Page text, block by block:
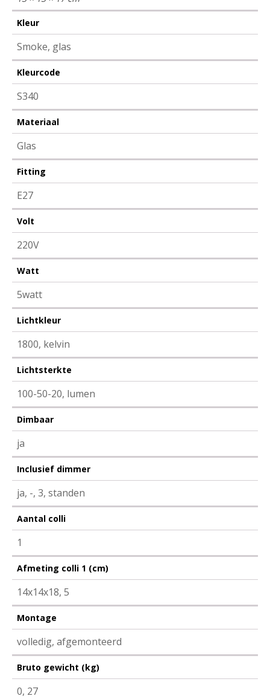
Kleur
Smoke, glas
Kleurcode
S340
Materiaal
Glas
Fitting
E27
Volt
220V
Watt
5watt
Lichtkleur
1800, kelvin
Lichtsterkte
100-50-20, lumen
Dimbaar
ja
Inclusief dimmer
ja, -, 3, standen
Aantal colli
1
Afmeting colli 1 (cm)
14x14x18, 5
Montage
volledig, afgemonteerd
Bruto gewicht (kg)
0, 27